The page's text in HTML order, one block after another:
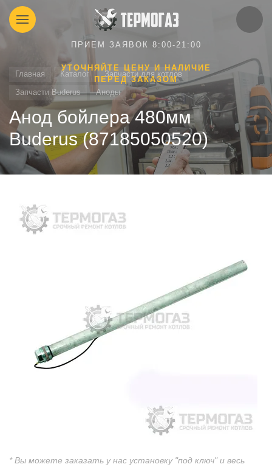
ПРИЕМ ЗАЯВОК 8:00-21:00
УТОЧНЯЙТЕ ЦЕНУ И НАЛИЧИЕ
ПЕРЕД ЗАКАЗОМ
Главная Каталог
Запчасти для котлов
Запчасти Buderus
Аноды
Анод бойлера 480мм
Buderus (87185050520)
* Вы можете заказать у нас установку "под ключ" и весь